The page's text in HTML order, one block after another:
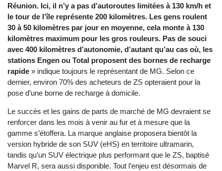
Réunion. Ici, il n’y a pas d’autoroutes limitées à 130 km/h et
le tour de l’île représente 200 kilomètres. Les gens roulent
30 à 50 kilomètres par jour en moyenne, cela monte à 130
kilomètres maximum pour les gros rouleurs. Pas de souci
avec 400 kilomètres d’autonomie, d’autant qu’au cas où, les
stations Engen ou Total proposent des bornes de recharge
rapide » indique toujours le représentant de MG. Selon ce
dernier, environ 70% des acheteurs de ZS opteraient pour la
pose d’une borne de recharge à domicile.
Le succès et les gains de parts de marché de MG devraient se
renforcer dans les mois à venir au fur et à mesure que la
gamme s’étoffera. La marque anglaise proposera bientôt la
version hybride de son SUV (eHS) en territoire ultramarin,
tandis qu’un SUV électrique plus performant que le ZS, baptisé
Marvel R, sera aussi disponible. Tout l’enjeu est désormais de